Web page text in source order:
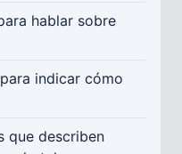
hablar sobre
indicar cómo
que describen